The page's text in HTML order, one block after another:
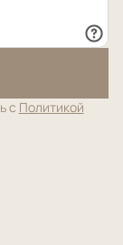
с Политикой